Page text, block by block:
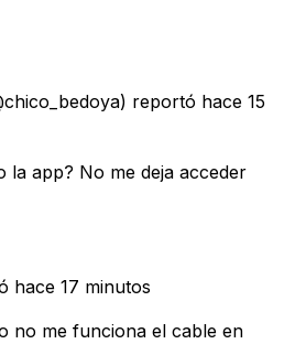
reportó hace 15
la app? No me deja acceder
hace 17 minutos
no me funciona el cable en